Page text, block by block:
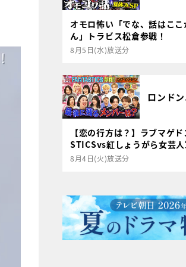
オモロ怖い「でな、話はこ
ん」トラビス松倉参戦！
8月5日(水)放送分
ロンド
【恋の行方は？】ラブマゲ
STICSvs紅しょうがら女芸
8月4日(火)放送分